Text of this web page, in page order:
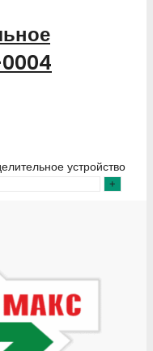
устройство